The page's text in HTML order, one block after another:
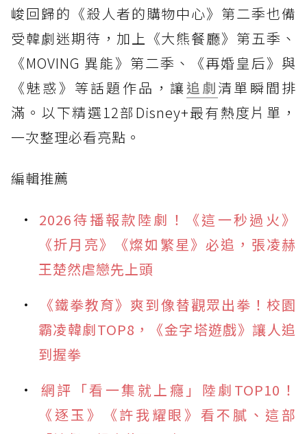
峻回歸的《殺人者的購物中心》第二季也備
受韓劇迷期待，加上《大熊餐廳》第五季、
《MOVING 異能》第二季、《再婚皇后》與
《魅惑》等話題作品，讓 追劇清單瞬間排
滿。以下精選12部Disney+最有熱度片單，
一次整理必看亮點。
編輯推薦
2026待播報款陸劇！《這一秒過火》
《折月亮》《燦如繁星》必追，張凌赫
王楚然虐戀先上頭
《鐵拳教育》爽到像替觀眾出拳！校園
霸凌韓劇TOP8，《金字塔遊戲》讓人追
到握拳
網評「看一集就上癮」陸劇TOP10！
《逐玉》《許我耀眼》看不膩、這部